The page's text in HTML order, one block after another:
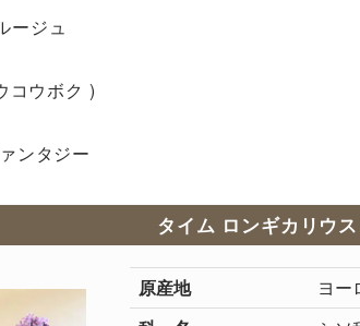
ージュ
コウボク )
ンタジー
タイム ロンギカリウス
原産地
ヨー